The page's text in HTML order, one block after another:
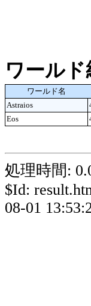
ワールド
ワールド名
Astraios
Eos
処理時間:
$Id:
08-01